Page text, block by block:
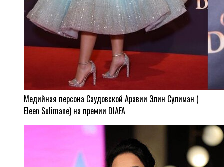
Медийная персона Саудовской Аравии Элин Сулиман (
Eleen Sulimane) на премии DIAFA